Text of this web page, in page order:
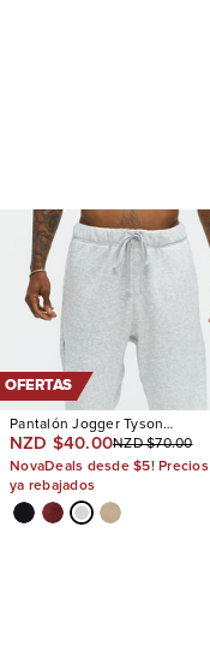
OFERTAS
Pantalón Jogger Tyson
Heavyweight Sweat
NZD $40.00NZD $70.00
NovaDeals desde $5! Precios
ya rebajados